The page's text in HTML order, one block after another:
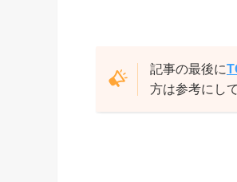
記事の最後に
方は参考にし